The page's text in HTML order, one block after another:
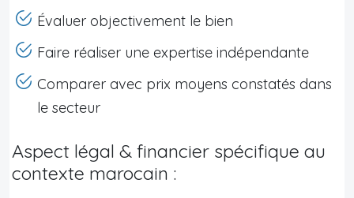
Évaluer objectivement le bien
Faire réaliser une expertise indépendante
Comparer avec prix moyens constatés dans
le secteur
Aspect légal & financier spécifique au
contexte marocain :